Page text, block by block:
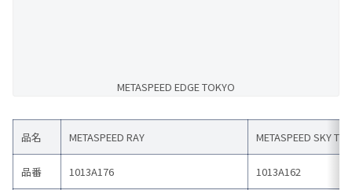
METASPEED EDGE TOKYO
品名 METASPEED RAY METASPEED SKY
品番 1013A176 1013A162